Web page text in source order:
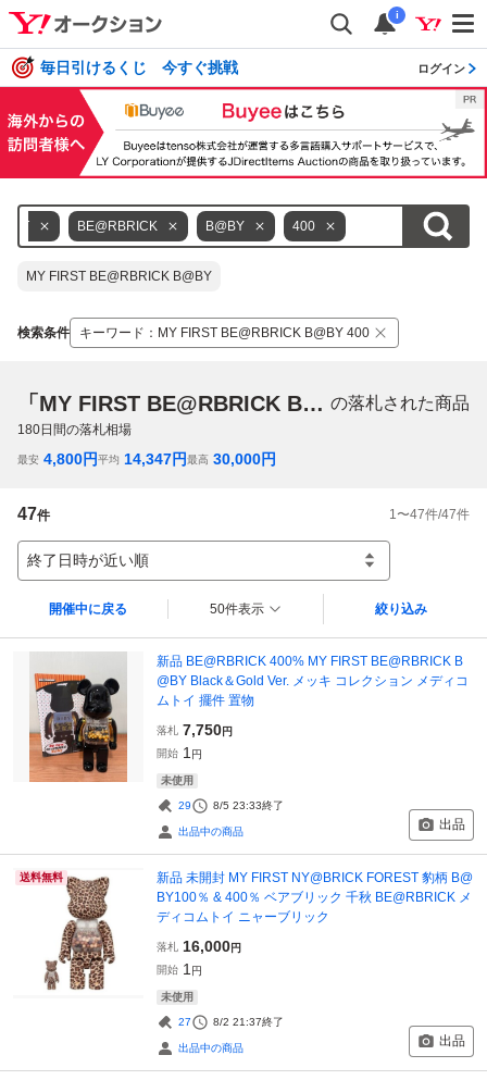
i
毎日引けるくじ 今すぐ挑戦 ログイン
BE@RBRICK B@BY 400
MY FIRST BE@RBRICK B@BY
検索条件 キーワード ： MY FIRST BE@RBRICK B@BY 400
「MY FIRST BE@RBRICK B@BY 400」 の落札された商品
180日間の落札相場
最安 4,800円平均 14,347円最高 30,000円
47件 1 〜47件/47件
終了日時が近い順
開催中に戻る 50件表示 絞り込み
新品 BE@RBRICK 400% MY FIRST BE@RBRICK B
@BY Black＆Gold Ver. メッキ コレクション メディコ
ムトイ 擺件 置物
落札 7,750円
開始 1 円
未使用
29 8/5 23:33終了
出品中の商品 出品
送料無料
新品 未開封 MY FIRST NY@BRICK FOREST 豹柄 B@
BY100％ & 400％ ベアブリック 千秋 BE@RBRICK メ
ディコムトイ ニャーブリック
落札 16,000円
開始 1 円
未使用
27 8/2 21:37終了
出品中の商品 出品